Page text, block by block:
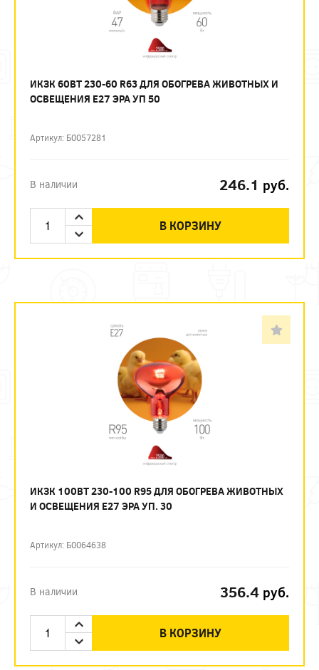
ИКЗК 60ВТ 230-60 R63 ДЛЯ ОБОГРЕВА ЖИВОТНЫХ И
ОСВЕЩЕНИЯ Е27 ЭРА УП 50
Артикул: Б0057281
В наличии 246.1 руб.
В КОРЗИНУ
ИКЗК 100ВТ 230-100 R95 ДЛЯ ОБОГРЕВА ЖИВОТНЫХ
И ОСВЕЩЕНИЯ Е27 ЭРА УП. 30
Артикул: Б0064638
В наличии 356.4 руб.
В КОРЗИНУ